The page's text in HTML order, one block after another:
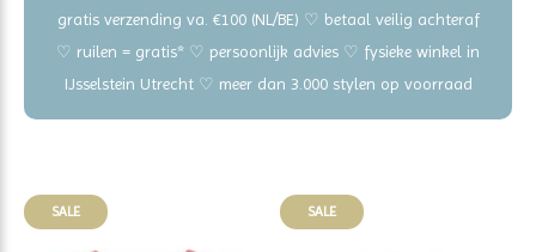
gratis verzending va. €100 (NL/BE) ♡ betaal veilig achteraf
♡ ruilen = gratis* ♡ persoonlijk advies ♡ fysieke winkel in
IJsselstein Utrecht ♡ meer dan 3.000 stylen op voorraad
SALE SALE